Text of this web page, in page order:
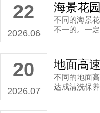
22
2026.06
不同的海景
不一的。一
20
2026.07
不同的地面
达成清洗保